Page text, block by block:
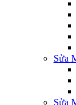
Sửa
Sửa